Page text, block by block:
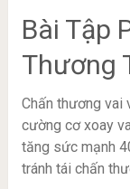
Bài Tập
Thương
Chấn thương vai
cường cơ xoay
tăng sức mạnh
tránh tái chấn